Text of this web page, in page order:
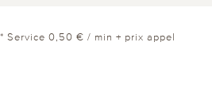
* Service 0,50 € / min + prix appel